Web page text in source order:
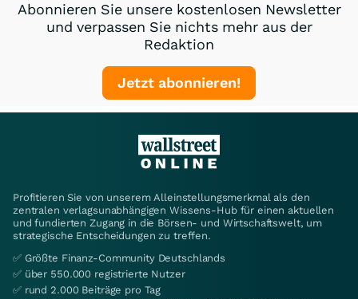
Abonnieren Sie unsere kostenlosen Newsletter
und verpassen Sie nichts mehr aus der
Redaktion
Jetzt abonnieren!
Profitieren Sie von unserem Alleinstellungsmerkmal als den
zentralen verlagsunabhängigen Wissens-Hub für einen aktuellen
und fundierten Zugang in die Börsen- und Wirtschaftswelt, um
strategische Entscheidungen zu treffen.
✅ Größte Finanz-Community Deutschlands
✅ über 550.000 registrierte Nutzer
✅ rund 2.000 Beiträge pro Tag